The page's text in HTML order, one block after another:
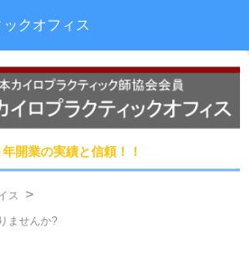
年開業の実績と信頼！！
クオフィス
ス
ませんか?